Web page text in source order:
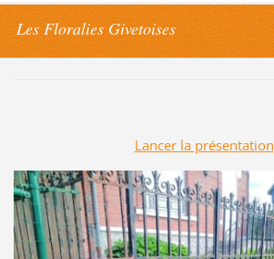
Les Floralies Givetoises
Lancer la présentation